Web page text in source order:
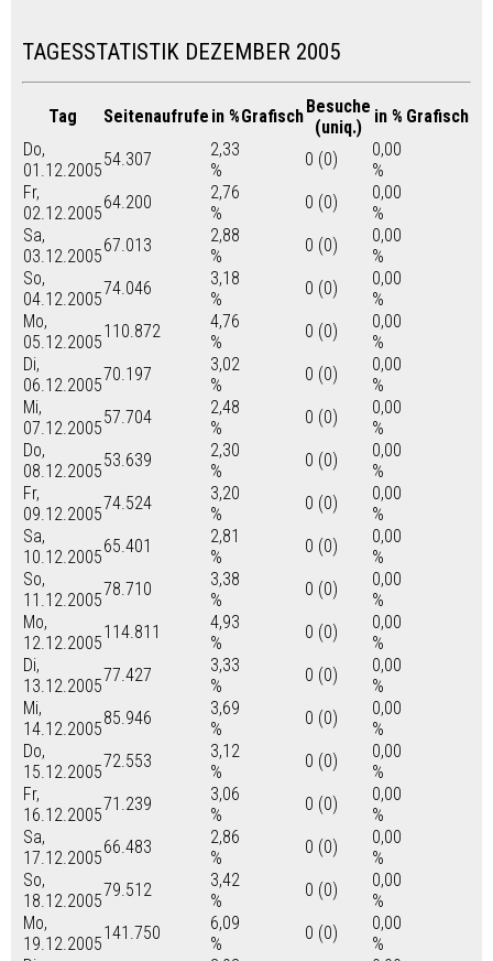
TAGESSTATISTIK DEZEMBER 2005
Tag Seitenaufrufe in %GrafischBesuche
(uniq.)
in % Grafisch
Do,
01.12.2005
54.307
2,33
%
0 (0)
0,00
%
Fr,
02.12.2005
64.200
2,76
%
0 (0)
0,00
%
Sa,
03.12.2005
67.013
2,88
%
0 (0)
0,00
%
So,
04.12.2005
74.046
3,18
%
0 (0)
0,00
%
Mo,
05.12.2005
110.872
4,76
%
0 (0)
0,00
%
Di,
06.12.2005
70.197
3,02
%
0 (0)
0,00
%
Mi,
07.12.2005
57.704
2,48
%
0 (0)
0,00
%
Do,
08.12.2005
53.639
2,30
%
0 (0)
0,00
%
Fr,
09.12.2005
74.524
3,20
%
0 (0)
0,00
%
Sa,
10.12.2005
65.401
2,81
%
0 (0)
0,00
%
So,
11.12.2005
78.710
3,38
%
0 (0)
0,00
%
Mo,
12.12.2005
114.811
4,93
%
0 (0)
0,00
%
Di,
13.12.2005
77.427
3,33
%
0 (0)
0,00
%
Mi,
14.12.2005
85.946
3,69
%
0 (0)
0,00
%
Do,
15.12.2005
72.553
3,12
%
0 (0)
0,00
%
Fr,
16.12.2005
71.239
3,06
%
0 (0)
0,00
%
Sa,
17.12.2005
66.483
2,86
%
0 (0)
0,00
%
So,
18.12.2005
79.512
3,42
%
0 (0)
0,00
%
Mo,
19.12.2005
141.750
6,09
%
0 (0)
0,00
%